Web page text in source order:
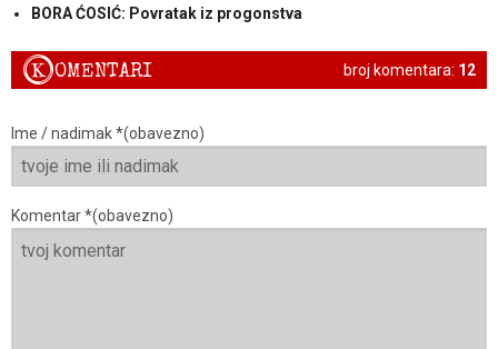
BORA ĆOSIĆ: Povratak iz progonstva
broj komentara: 12
KOMENTARI
Ime / nadimak *(obavezno)
Komentar *(obavezno)